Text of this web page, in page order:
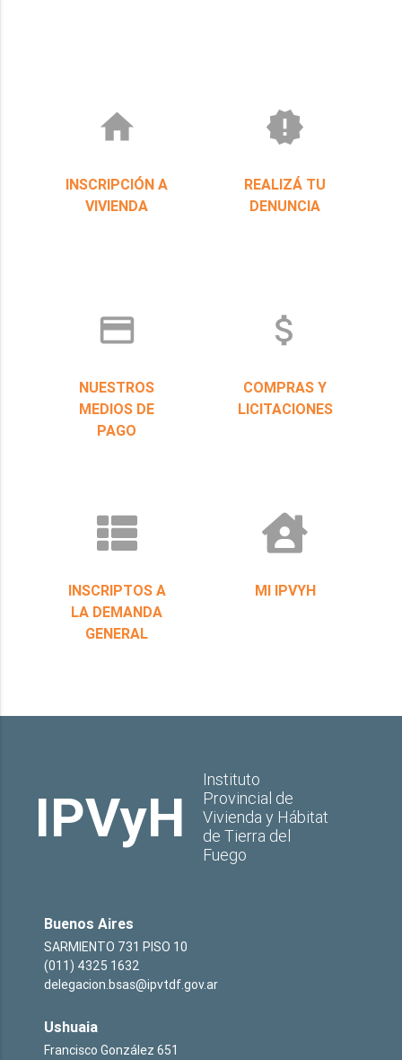
home
INSCRIPCIÓN A
VIVIENDA
new_releases
REALIZÁ TU
DENUNCIA
credit_card
NUESTROS
MEDIOS DE
PAGO
attach_money
COMPRAS Y
LICITACIONES
INSCRIPTOS A
LA DEMANDA
GENERAL
MI IPVYH
IPVyH
Instituto
Provincial de
Vivienda y Hábitat
de Tierra del
Fuego
Buenos Aires
SARMIENTO 731 PISO 10
(011) 4325 1632
delegacion.bsas@ipvtdf.gov.ar
Ushuaia
Francisco González 651